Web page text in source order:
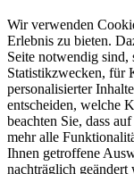
Wir verwenden
Erlebnis zu bieten.
Seite notwendig
Statistikzwecken, für
personalisierter
entscheiden, welche
beachten Sie, dass
mehr alle
Ihnen getroffene
nachträglich geändert